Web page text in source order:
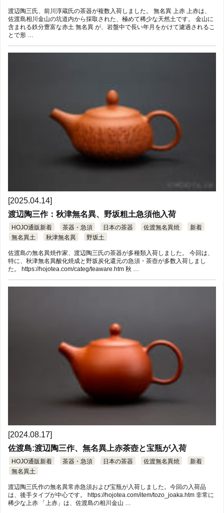
渡辺陶三氏、前川淳蔵氏の茶器が複数入荷しました。 無名異 上赤 上赤は、
佐渡島相川金山の坑道内から採取された、極めて稀少な天然土です。 金山に
含まれる鉄分豊富な赤土 無名異 が、岩盤中で長い年月をかけて濾過されるこ
とで形 …
[2025.04.14]
渡辺陶三作：秋津無名異、野坂粗土急須他入荷
HOJO通販新着 茶器・急須 日本の茶器 佐渡無名異焼
新着
無名異土
秋津無名異 野坂土
佐渡島の無名異焼作家、渡辺陶三氏の茶器が多種類入荷しました。 今回は、
特に、秋津無名異酸化焼成と野坂炭化還元の急須・茶壺が多数入荷しまし
た。 https://hojotea.com/categ/teaware.htm 秋 …
[2024.08.17]
佐渡島:渡辺陶三作、無名異上赤茶壺と宝瓶が入荷
HOJO通販新着 茶器・急須 日本の茶器 佐渡無名異焼
新着
無名異土
渡辺陶三氏作の無名異常赤急須および宝瓶が入荷しました。今回の入荷品
は、後手タイプが中心です。 https://hojotea.com/item/tozo_joaka.htm 非常に
稀少な上赤 「上赤」は、佐渡島の相川金山 …